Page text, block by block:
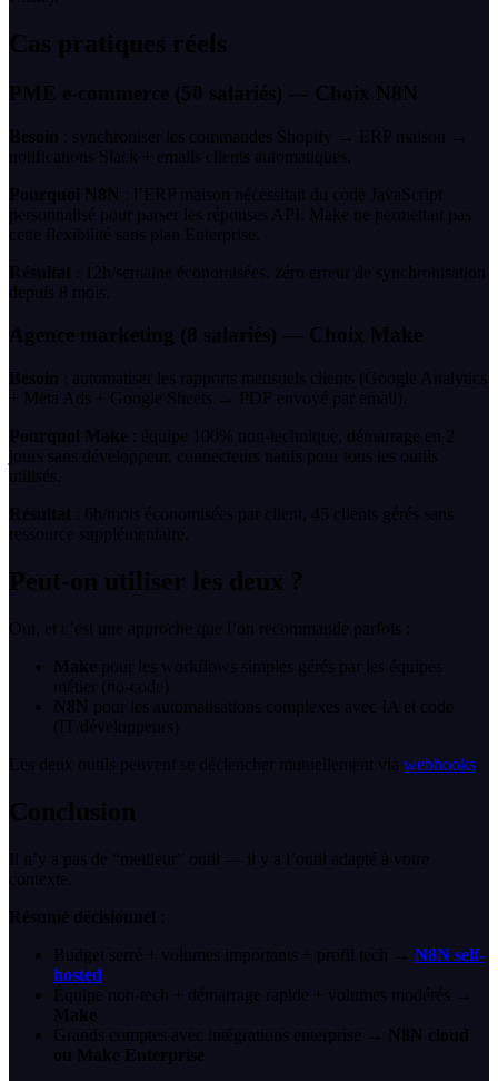
Cas pratiques réels
PME e-commerce (50 salariés) — Choix N8N
Besoin : synchroniser les commandes Shopify → ERP maison →
notifications Slack + emails clients automatiques.
Pourquoi N8N
: l’ERP maison nécessitait du code JavaScript
personnalisé pour parser les réponses API. Make ne permettait pas
cette flexibilité sans plan Enterprise.
Résultat : 12h/semaine économisées, zéro erreur de synchronisation
depuis 8 mois.
Agence marketing (8 salariés) — Choix Make
Besoin : automatiser les rapports mensuels clients (Google Analytics
+ Meta Ads + Google Sheets → PDF envoyé par email).
Pourquoi Make : équipe 100% non-technique, démarrage en 2
jours sans développeur, connecteurs natifs pour tous les outils
utilisés.
Résultat : 6h/mois économisées par client, 45 clients gérés sans
ressource supplémentaire.
Peut-on utiliser les deux ?
Oui, et c’est une approche que l’on recommande parfois :
Make pour les workflows simples gérés par les équipes
métier (no-code)
N8N pour les automatisations complexes avec IA et code
(IT/développeurs)
Les deux outils peuvent se déclencher mutuellement via webhooks
Conclusion
Il n’y a pas de “meilleur” outil — il y a l’outil adapté à votre
contexte.
Résumé décisionnel
Budget serré + volumes importants + profil tech → N8N self-
hosted
Équipe non-tech + démarrage rapide + volumes modérés →
Make
Grands comptes avec intégrations enterprise → N8N cloud
ou Make Enterprise